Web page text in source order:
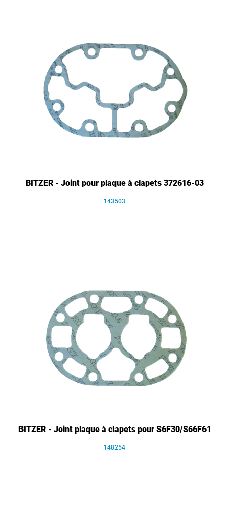
BITZER - Joint pour plaque à clapets 372616-03
143503
BITZER - Joint plaque à clapets pour S6F30/S66F61
148254